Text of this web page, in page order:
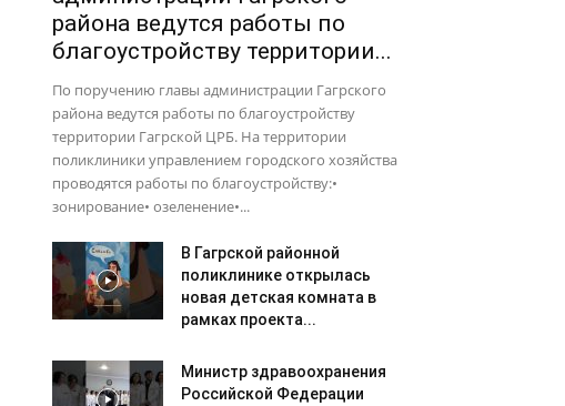
района ведутся работы по
благоустройству территории...
По поручению главы администрации Гагрского
района ведутся работы по благоустройству
территории Гагрской ЦРБ. На территории
поликлиники управлением городского хозяйства
проводятся работы по благоустройству:•
зонирование• озеленение•...
В Гагрской районной
поликлинике открылась
новая детская комната в
рамках проекта...
Министр здравоохранения
Российской Федерации